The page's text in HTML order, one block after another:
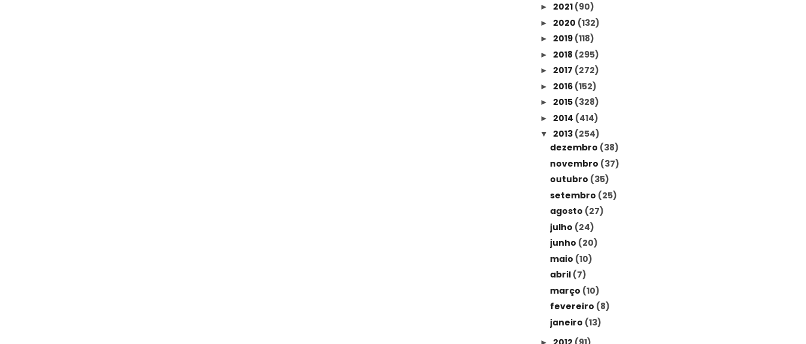
► 2021 (90)
► 2020 (132)
► 2019 (118)
► 2018 (295)
► 2017 (272)
► 2016 (152)
► 2015 (328)
► 2014 (414)
▼ 2013 (254)
dezembro (38)
novembro (37)
outubro (35)
setembro (25)
agosto (27)
julho (24)
junho (20)
maio (10)
abril (7)
março (10)
fevereiro (8)
janeiro (13)